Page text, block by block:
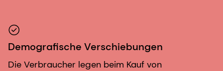
Demografische Verschiebungen
Die Verbraucher legen beim Kauf von